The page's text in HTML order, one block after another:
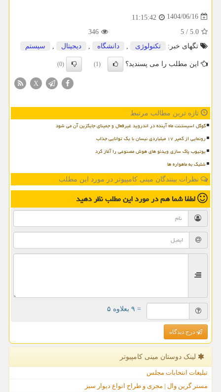
1404/06/16
11:15:42
5.0
/
5
346
تگهای خبر:
تكنولوژی دانشگاه دیجیتال سیستم
این مطلب را می پسندید؟ (1)
(0)
X
تازه ترین مطالب مرتبط
گوگل اسیستنت ماه آینده در اندروید غیرفعال و جمینای جایگزین آن می شود
رونمایی از کمپر ۱۷ میلیاردی نیسان با یک توانایی جذاب
یوتیوب پاک سازی ویدئو های هوش مصنوعی را آغاز کرد
شلیک به ماهواره ها
نظرات بینندگان مینی کامپیوتر در مورد این مطلب
لطفا شما همدر مورد این مطلبنظر دهید
= ۹ بعلاوه ۵
درج دیدگاه
لینک دوستان مینی كامپیوتر
تبلیغات انتخابات مجلس
مستر گرین وال | مجری و طراح انواع دیوار سبز